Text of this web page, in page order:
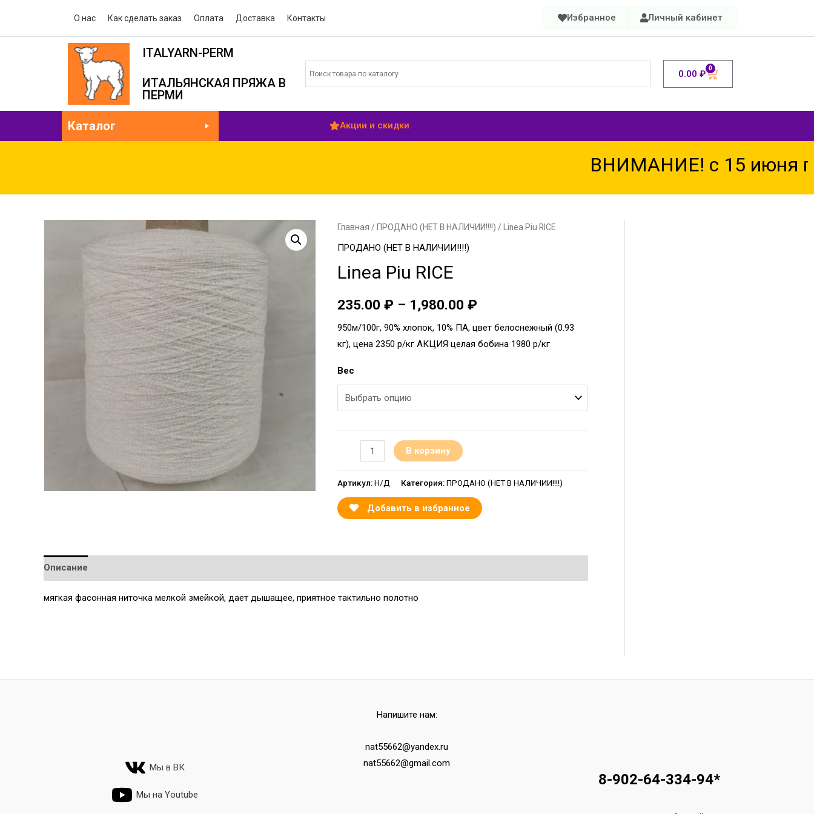
О нас Как сделать заказ Оплата Доставка Контакты Избранное Личный кабинет
ITALYARN-PERM
ИТАЛЬЯНСКАЯ ПРЯЖА В
ПЕРМИ
0.00 ₽ 0
Каталог Акции и скидки
ВНИМАНИЕ! с 15 июня по
Главная / ПРОДАНО (НЕТ В НАЛИЧИИ!!!!) / Linea Piu RICE
ПРОДАНО (НЕТ В НАЛИЧИИ!!!!)
Linea Piu RICE
235.00₽ – 1,980.00₽
950м/100г, 90% хлопок, 10% ПА, цвет белоснежный (0.93
кг), цена 2350 р/кг АКЦИЯ целая бобина 1980 р/кг
Вес
В корзину
Артикул:Н/Д Категория:ПРОДАНО (НЕТ В НАЛИЧИИ!!!!)
Добавить в избранное
Описание
мягкая фасонная ниточка мелкой змейкой, дает дышащее, приятное тактильно полотно
Мы в ВК
Мы на Youtube
Напишите нам:
nat55662@yandex.ru
nat55662@gmail.com
8-902-64-334-94*